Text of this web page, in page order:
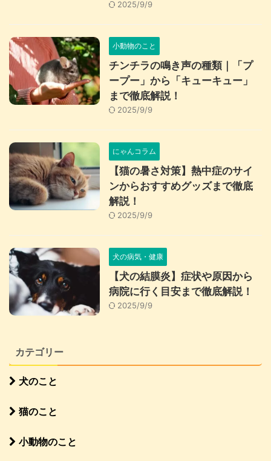
2025/9/9
小動物のこと
チンチラの鳴き声の種類｜「プ
ープー」から「キューキュー」
まで徹底解説！
2025/9/9
にゃんコラム
【猫の暑さ対策】熱中症のサイ
ンからおすすめグッズまで徹底
解説！
2025/9/9
犬の病気・健康
【犬の結膜炎】症状や原因から
病院に行く目安まで徹底解説！
2025/9/9
カテゴリー
犬のこと
猫のこと
小動物のこと